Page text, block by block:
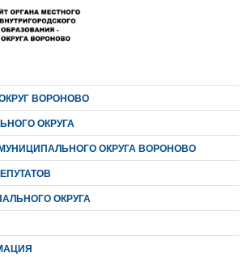
ВОРОНОВО
ОКРУГА
ОКРУГА ВОРОНОВО
ОКРУГА